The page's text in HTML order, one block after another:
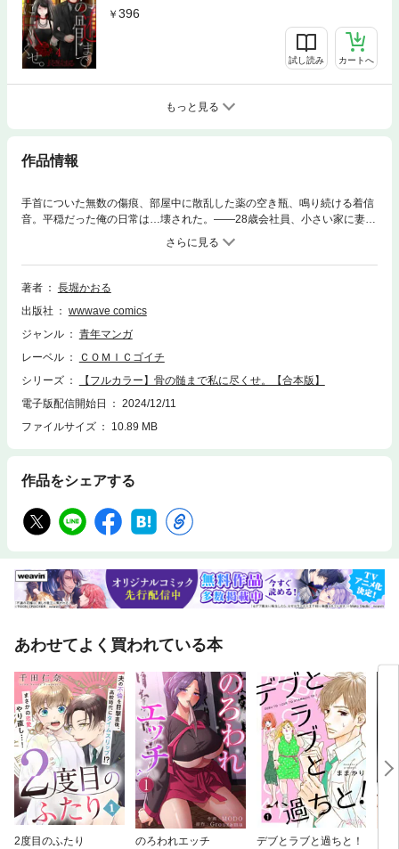
396
試し読み カートへ
もっと見る
作品情報
手首についた無数の傷痕、部屋中に散乱した薬の空き瓶、鳴り続ける着信
音。平穏だった俺の日常は…壊された。――28歳会社員、小さい家に妻と
子供の3人暮らし、平凡だけど平穏だった俺の人生…あの日、「さやか」
と再会するまでは。彼女は俺の中学時代の初恋相手で…いじめにより処女
を奪ってしまった相手。罪悪感で土下座する俺に、彼女は「私も、あの頃
本当は…」と恥ずかしそうに本音を伝えてくれた。可愛いさやか。ダメな
ってた。
著者
長堀かおる
出版社
wwwave comics
ジャンル
青年マンガ
レーベル
ＣＯＭＩＣゴイチ
シリーズ
【フルカラー】骨の髄まで私に尽くせ。【合本版】
電子版配信開始日
2024/12/11
ファイルサイズ
10.89 MB
作品をシェアする
あわせてよく買われている本
2度目のふたり のろわれエッチ デブとラブと過ちと！